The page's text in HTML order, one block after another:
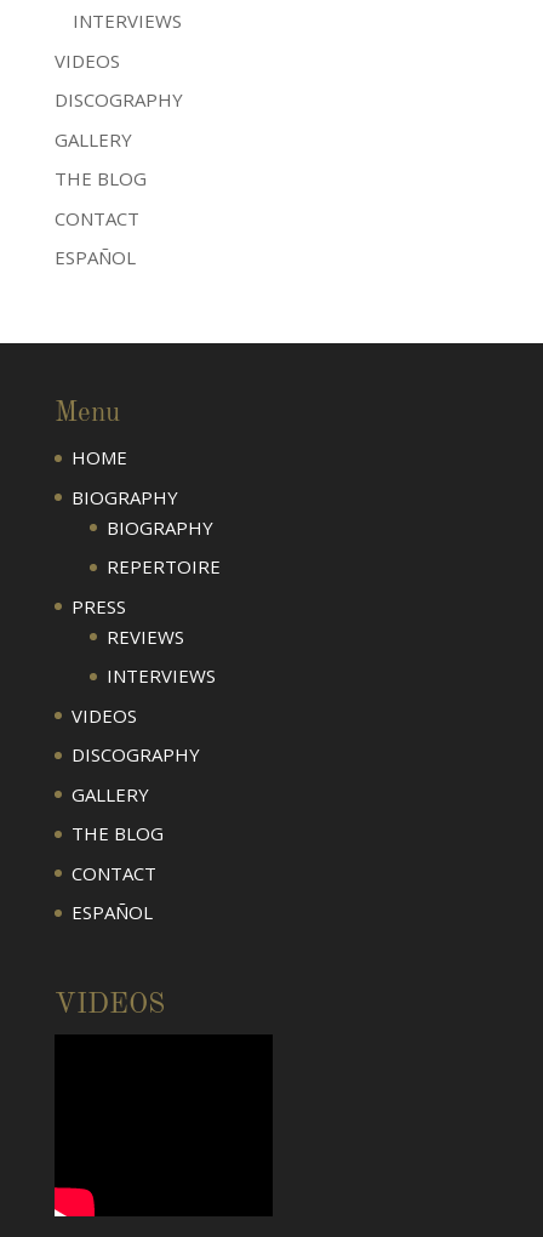
INTERVIEWS
VIDEOS
DISCOGRAPHY
GALLERY
THE BLOG
CONTACT
ESPAÑOL
Menu
HOME
BIOGRAPHY
BIOGRAPHY
REPERTOIRE
PRESS
REVIEWS
INTERVIEWS
VIDEOS
DISCOGRAPHY
GALLERY
THE BLOG
CONTACT
ESPAÑOL
VIDEOS